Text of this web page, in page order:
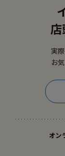
実
お
オン